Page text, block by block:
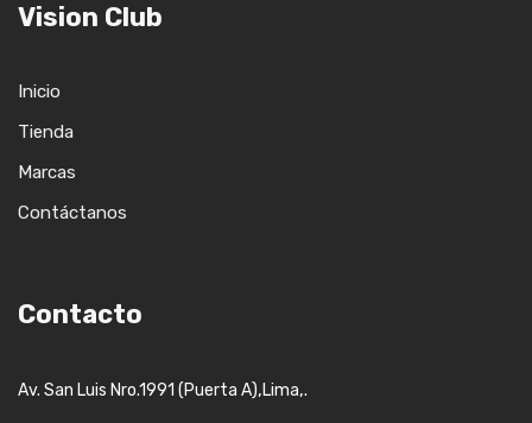
Vision Club
Inicio
Tienda
Marcas
Contáctanos
Contacto
Av. San Luis Nro.1991 (Puerta A),Lima,.